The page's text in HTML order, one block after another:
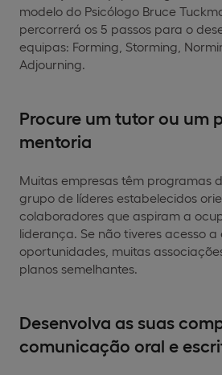
modelo do Psicólogo Bruce
percorrerá os 5 passos para o
equipas: Forming, Storming,
Adjourning.
Procure um tutor ou um
mentoria
Muitas empresas têm programas
grupo de líderes estabelecidos
colaboradores que aspiram a
liderança. Se não tiveres acesso
oportunidades, muitas
planos semelhantes.
Desenvolva as suas
comunicação oral e